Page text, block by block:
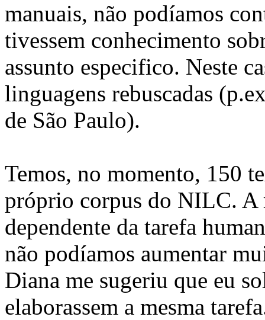
manuais, não podíamos
tivessem conhecimento
assunto especifico. Neste
linguagens rebuscadas
de São Paulo).
Temos, no momento, 150
próprio corpus do NILC. A
dependente da tarefa
não podíamos aumentar
Diana me sugeriu que eu
elaborassem a mesma